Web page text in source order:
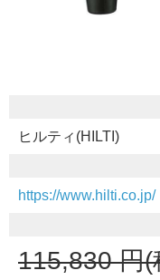
ヒルティ(HILTI)
https://www.hilti.co.jp/
115,830 円(